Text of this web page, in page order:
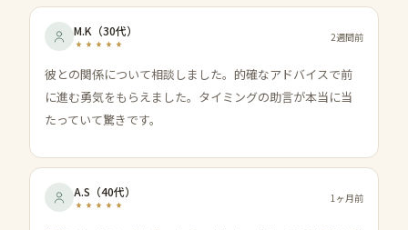
M.K （30代） 2週間前
彼との関係について相談しました。的確なアドバイスで前
に進む勇気をもらえました。タイミングの助言が本当に当
たっていて驚きです。
A.S （40代） 1ヶ月前